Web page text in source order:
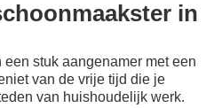
in
stuk aangenamer met een
van de vrije tijd die je
van huishoudelijk werk.